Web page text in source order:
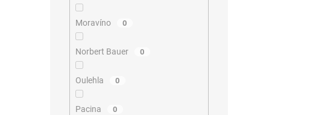
Moravíno 0
Norbert Bauer 0
Oulehla 0
Pacina 0